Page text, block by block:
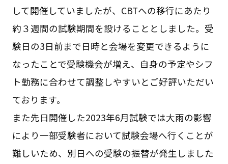
して開催していましたが、CBTへの移行にあたり
約３週間の試験期間を設けることとしました。受
験日の3日前まで日時と会場を変更できるように
なったことで受験機会が増え、自身の予定やシフ
ト勤務に合わせて調整しやすいとご好評いただい
ております。
また先日開催した2023年6月試験では大雨の影響
により一部受験者において試験会場へ行くことが
難しいため、別日への受験の振替が発生しました